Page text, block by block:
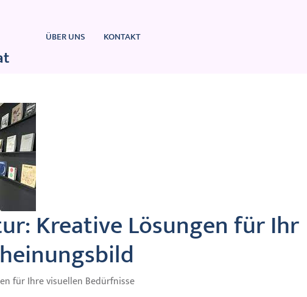
ÜBER UNS KONTAKT
Kreative Lösungen für Ihr
für Ihre visuellen Bedürfnisse